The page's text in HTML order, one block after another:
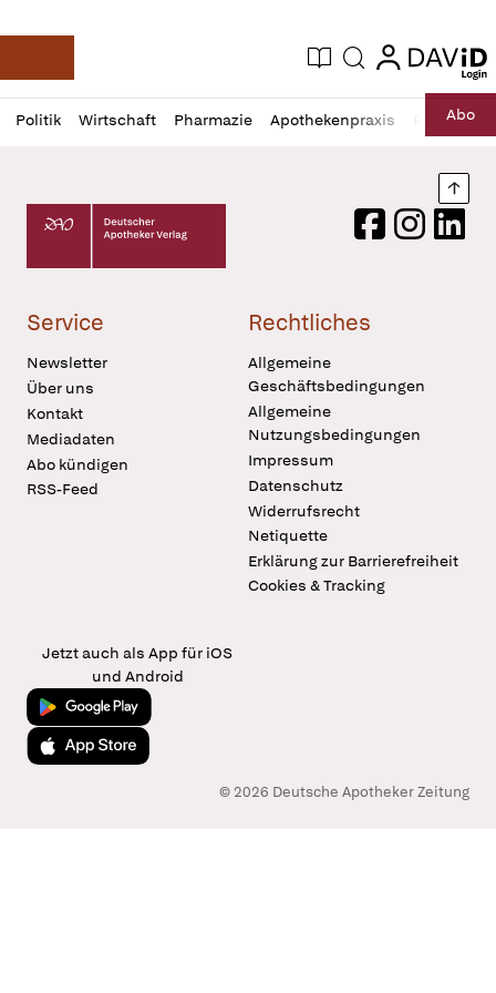
Deutsche Apotheker Zeitung
Aktuelle Ausgabe
Suche login
login
Politik Wirtschaft Pharmazie Apothekenpraxis RechtAbo
Profil
öffnen
Daz
Pur
Deutscher Apotheker Verlag Logo
FacebookInstagram
Service
Newsletter
Über uns
Kontakt
Mediadaten
Abo kündigen
RSS-Feed
Rechtliches
Allgemeine
Geschäftsbedingungen
Allgemeine
Nutzungsbedingungen
Impressum
Datenschutz
Widerrufsrecht
Netiquette
Erklärung zur Barrierefreiheit
Cookies & Tracking
Jetzt auch als App für iOS
und Android
Jetzt bei Google Play
Laden im App Store
© 2026 Deutsche Apotheker Zeitung